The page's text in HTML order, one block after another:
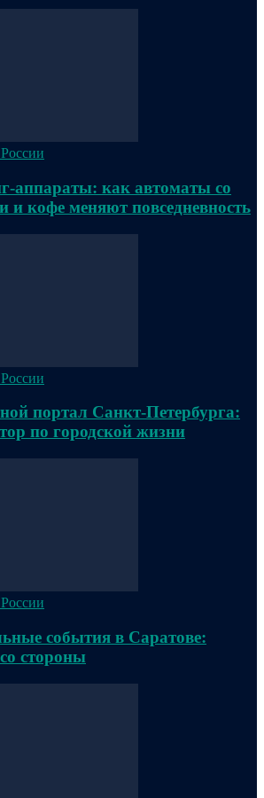
аппараты: как автоматы со
и кофе меняют повседневность
портал Санкт-Петербурга:
по городской жизни
события в Саратове:
стороны